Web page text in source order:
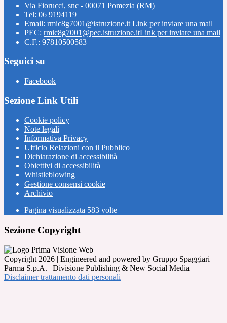
Via Fiorucci, snc - 00071 Pomezia (RM)
Tel: 06 9194119
Email: rmic8g7001@istruzione.it Link per inviare una mail
PEC: rmic8g7001@pec.istruzione.itLink per inviare una mail
C.F.: 97810500583
Seguici su
Facebook
Sezione Link Utili
Cookie policy
Note legali
Informativa Privacy
Ufficio Relazioni con il Pubblico
Dichiarazione di accessibilità
Obiettivi di accessibilità
Whistleblowing
Gestione consensi cookie
Archivio
Pagina visualizzata 583 volte
Sezione Copyright
Copyright 2026 | Engineered and powered by Gruppo Spaggiari
Parma S.p.A. | Divisione Publishing & New Social Media
Disclaimer trattamento dati personali